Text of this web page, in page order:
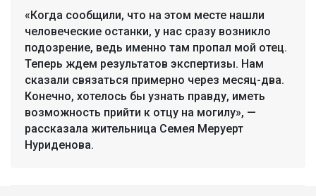
«Когда сообщили, что на этом месте нашли
человеческие останки, у нас сразу возникло
подозрение, ведь именно там пропал мой отец.
Теперь ждем результатов экспертизы. Нам
сказали связаться примерно через месяц-два.
Конечно, хотелось бы узнать правду, иметь
возможность прийти к отцу на могилу», —
рассказала жительница Семея Меруерт
Нуриденова.